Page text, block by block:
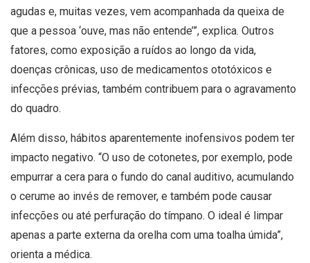
agudas e, muitas vezes, vem acompanhada da queixa de
que a pessoa ‘ouve, mas não entende’”, explica. Outros
fatores, como exposição a ruídos ao longo da vida,
doenças crônicas, uso de medicamentos ototóxicos e
infecções prévias, também contribuem para o agravamento
do quadro.
Além disso, hábitos aparentemente inofensivos podem ter
impacto negativo. “O uso de cotonetes, por exemplo, pode
empurrar a cera para o fundo do canal auditivo, acumulando
o cerume ao invés de remover, e também pode causar
infecções ou até perfuração do tímpano. O ideal é limpar
apenas a parte externa da orelha com uma toalha úmida”,
orienta a médica.